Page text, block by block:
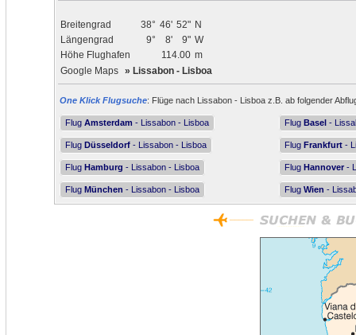
Breitengrad 38° 46' 52" N
Längengrad
9° 8' 9" W
Höhe Flughafen
114.00 m
Google Maps » Lissabon - Lisboa
One Klick Flugsuche: Flüge nach Lissabon - Lisboa z.B. ab folgender
Flug Amsterdam - Lissabon - Lisboa Flug Basel -
Flug Düsseldorf - Lissabon - Lisboa Flug Frankfurt -
Flug Hamburg - Lissabon - Lisboa Flug Hannover -
Flug München - Lissabon - Lisboa Flug Wien -